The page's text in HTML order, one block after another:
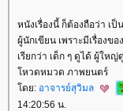
หนังเรื่องนี้ ก็ต้องถือว่า เ
ผู้นักเขียน เพราะมีเรื่องข
เรียกว่า เด็ก ๆ ดูได้ ผู้ใหญ่
หวดหมวด ภาพยนตร์
ดย: อาจารย์สุวิมล
14:20:56 น.